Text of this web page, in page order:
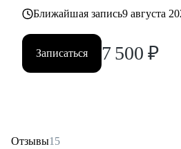
Ближайшая запись9 августа
Записаться 7 500 ₽
Отзывы15